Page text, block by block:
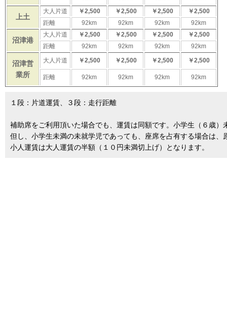
上土
大人片道 ￥2,500 ￥2,500 ￥2,500
￥2,500
距離
92km 92km 92km 92km
沼津港
大人片道 ￥2,500 ￥2,500 ￥2,500
￥2,500
距離
92km 92km 92km 92km
沼津営
業所
大人片道 ￥2,500 ￥2,500 ￥2,500 ￥2,500
距離 92km 92km 92km 92km
１段：片道運賃、３段：走行距離
補助席をご利用頂いた場合でも、運賃は同額です。小学生（６歳）
但し、小学生未満の未就学児であっても、座席を占有する場合は
小人運賃は大人運賃の半額（１０円未満切上げ）となります。